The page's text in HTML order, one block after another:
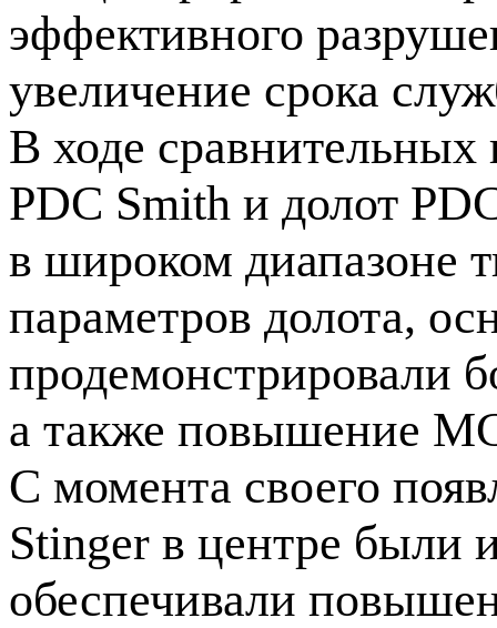
эффективного
увеличение срока
В ходе
PDC Smith и долот
в широком диапазоне
параметров долота,
продемонстрировали
а также повышение
С момента своего
Stinger в центре были
обеспечивали